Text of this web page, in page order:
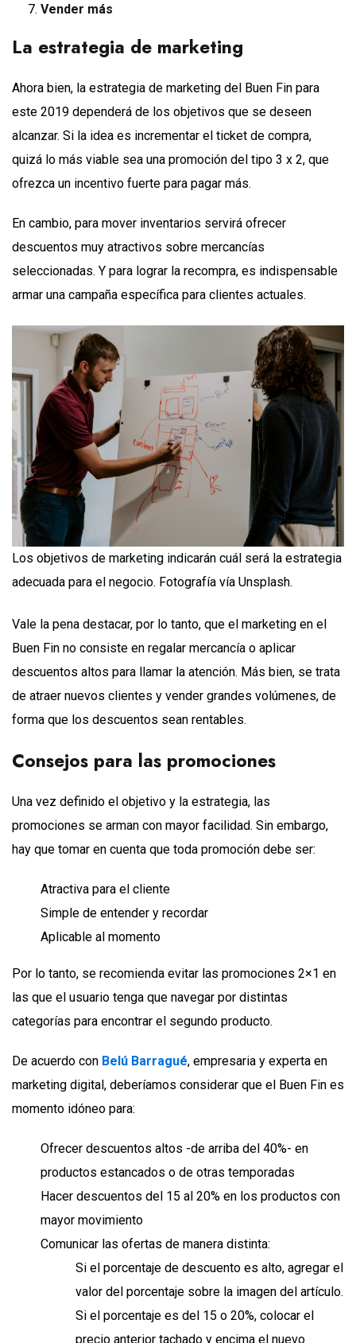
Vender más
La estrategia de marketing
Ahora bien, la estrategia de marketing del Buen Fin para
este 2019 dependerá de los objetivos que se deseen
alcanzar. Si la idea es incrementar el ticket de compra,
quizá lo más viable sea una promoción del tipo 3 x 2, que
ofrezca un incentivo fuerte para pagar más.
En cambio, para mover inventarios servirá ofrecer
descuentos muy atractivos sobre mercancías
seleccionadas. Y para lograr la recompra, es indispensable
armar una campaña específica para clientes actuales.
Los objetivos de marketing indicarán cuál será la estrategia
adecuada para el negocio. Fotografía vía Unsplash.
Vale la pena destacar, por lo tanto, que el marketing en el
Buen Fin no consiste en regalar mercancía o aplicar
descuentos altos para llamar la atención. Más bien, se trata
de atraer nuevos clientes y vender grandes volúmenes, de
forma que los descuentos sean rentables.
Consejos para las promociones
Una vez definido el objetivo y la estrategia, las
promociones se arman con mayor facilidad. Sin embargo,
hay que tomar en cuenta que toda promoción debe ser:
Atractiva para el cliente
Simple de entender y recordar
Aplicable al momento
Por lo tanto, se recomienda evitar las promociones 2×1 en
las que el usuario tenga que navegar por distintas
categorías para encontrar el segundo producto.
De acuerdo con Belú Barragué, empresaria y experta en
marketing digital, deberíamos considerar que el Buen Fin es
momento idóneo para:
Ofrecer descuentos altos -de arriba del 40%- en
productos estancados o de otras temporadas
Hacer descuentos del 15 al 20% en los productos con
mayor movimiento
Comunicar las ofertas de manera distinta:
Si el porcentaje de descuento es alto, agregar el
valor del porcentaje sobre la imagen del artículo.
Si el porcentaje es del 15 o 20%, colocar el
precio anterior tachado y encima el nuevo